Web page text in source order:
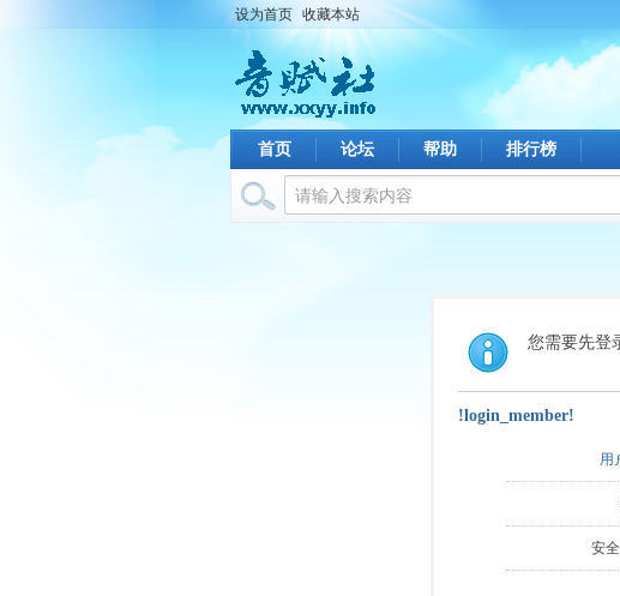
设为首页 收藏本站
首页 论坛 帮助 排行榜
您需要先登
!login_member!
用
安